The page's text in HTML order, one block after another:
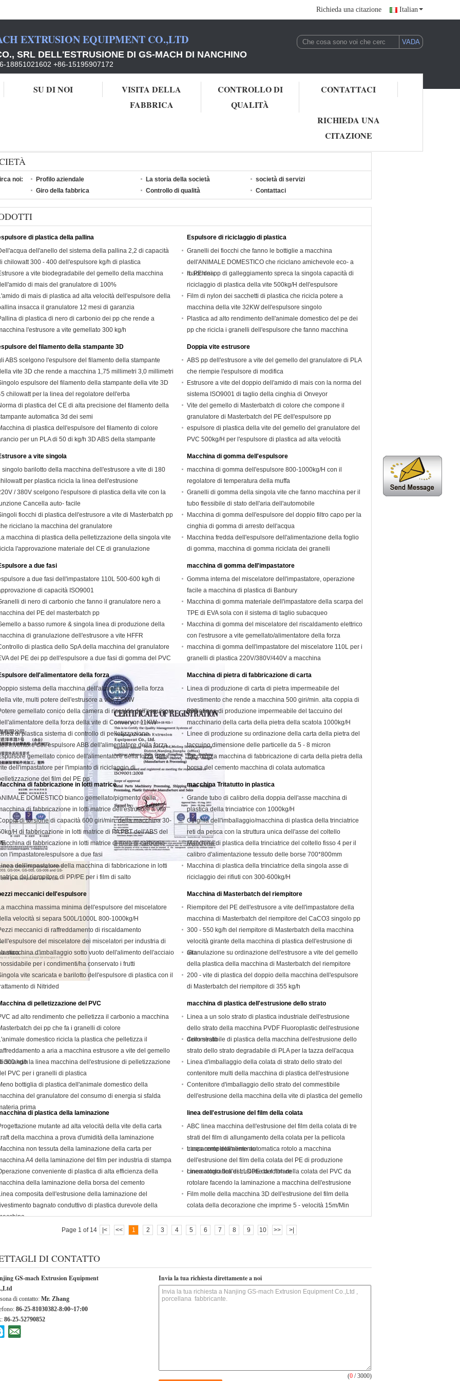
Richieda una citazione Italian
EXTRUSION EQUIPMENT CO.,LTD
SRL DELL'ESTRUSIONE DI GS-MACH DI NANCHINO
18851021602 +86-15195907172
SU DI NOI
VISITA DELLA
FABBRICA
CONTROLLO DI
QUALITÀ
CONTATTACI
RICHIEDA UNA
CITAZIONE
noi: Profilo aziendale La storia della società
società di servizi
Giro della fabbrica
Controllo di qualità Contattaci
di plastica della pallina
dell'anello del sistema della pallina 2,2 di capacità
chilowatt 300 - 400 dell'espulsore kg/h di plastica
a vite biodegradabile del gemello della macchina
di mais del granulatore di 100%
di mais di plastica ad alta velocità dell'espulsore della
insacca il granulatore 12 mesi di garanzia
di plastica di nero di carbonio dei pp che rende a
l'estrusore a vite gemellato 300 kg/h
Espulsore di riciclaggio di plastica
Granelli dei fiocchi che fanno le bottiglie a macchina
dell'ANIMALE DOMESTICO che riciclano amichevole eco- a
macchina
IL PE dei pp di galleggiamento spreca la singola capacità di
riciclaggio di plastica della vite 500kg/H dell'espulsore
Film di nylon dei sacchetti di plastica che ricicla potere a
macchina della vite 32KW dell'espulsore singolo
Plastica ad alto rendimento dell'animale domestico del pe dei
pp che ricicla i granelli dell'espulsore che fanno macchina
del filamento della stampante 3D
ABS scelgono l'espulsore del filamento della stampante
vite 3D che rende a macchina 1,75 millimetri 3,0 millimetri
espulsore del filamento della stampante della vite 3D
chilowatt per la linea del regolatore dell'erba
di plastica del CE di alta precisione del filamento della
automatica 3d dei semi
di plastica dell'espulsore del filamento di colore
per un PLA di 50 di kg/h 3D ABS della stampante
Doppia vite estrusore
ABS pp dell'estrusore a vite del gemello del granulatore di PLA
che riempie l'espulsore di modifica
Estrusore a vite del doppio dell'amido di mais con la norma del
sistema ISO9001 di taglio della cinghia di Onveyor
Vite del gemello di Masterbatch di colore che compone il
granulatore di Masterbatch del PE dell'espulsore pp
espulsore di plastica della vite del gemello del granulatore del
PVC 500kg/H per l'espulsore di plastica ad alta velocità
a vite singola
singolo barilotto della macchina dell'estrusore a vite di 180
per plastica ricicla la linea dell'estrusione
/ 380V scelgono l'espulsore di plastica della vite con la
Cancella auto- facile
fiocchi di plastica dell'estrusore a vite di Masterbatch pp
riciclano la macchina del granulatore
macchina di plastica della pelletizzazione della singola vite
l'approvazione materiale del CE di granulazione
Macchina di gomma dell'espulsore
macchina di gomma dell'espulsore 800-1000kg/H con il
regolatore di temperatura della muffa
Granelli di gomma della singola vite che fanno macchina per il
tubo flessibile di stato dell'aria dell'automobile
Macchina di gomma dell'espulsore del doppio filtro capo per la
cinghia di gomma di arresto dell'acqua
Macchina fredda dell'espulsore dell'alimentazione della foglio
di gomma, macchina di gomma riciclata dei granelli
a due fasi
a due fasi dell'impastatore 110L 500-600 kg/h di
di capacità ISO9001
di nero di carbonio che fanno il granulatore nero a
del PE del masterbatch pp
a basso rumore & singola linea di produzione della
di granulazione dell'estrusore a vite HFFR
di plastica dello SpA della macchina del granulatore
del PE dei pp dell'espulsore a due fasi di gomma del PVC
macchina di gomma dell'impastatore
Gomma interna del miscelatore dell'impastatore, operazione
facile a macchina di plastica di Banbury
Macchina di gomma materiale dell'impastatore della scarpa del
TPE di EVA sola con il sistema di taglio subacqueo
Macchina di gomma del miscelatore del riscaldamento elettrico
con l'estrusore a vite gemellato/alimentatore della forza
macchina di gomma dell'impastatore del miscelatore 110L per i
granelli di plastica 220V/380V/440V a macchina
dell'alimentatore della forza
sistema della macchina dell'alimentatore della forza
vite, multi potere dell'estrusore a vite 7.5KW
gemellato conico della camera di riscaldo dell'espulsore
della forza della vite di Converyor 11KW
di plastica sistema di controllo di pelletizzazione
dell'espulsore ABB dell'alimentatore della forza
gemellato conico dell'alimentatore della forza della
dell'impastatore per l'impianto di riciclaggio di
del film del PE pp
Macchina di pietra di fabbricazione di carta
Linea di produzione di carta di pietra impermeabile del
rivestimento che rende a macchina 500 giri/min. alta coppia di
torsione
800 - linea di produzione impermeabile del taccuino del
macchinario della carta della pietra della scatola 1000kg/H
Linee di produzione su ordinazione della carta della pietra del
taccuino dimensione delle particelle da 5 - 8 micron
Taccuino a macchina di fabbricazione di carta della pietra della
borsa del cemento macchina di colata automatica
di fabbricazione in lotti matrice
DOMESTICO bianco gemellato/pigmento della
di fabbricazione in lotti matrice dell'estrusore a vite
di torsione di capacità 600 giri/min. della macchina 30-
H di fabbricazione in lotti matrice di PA PBT dell'ABS del
di fabbricazione in lotti matrice di nero di carbonio
l'impastatore/espulsore a due fasi
dell'impastatore della macchina di fabbricazione in lotti
del riempitore di PP/PE per i film di salto
macchina Tritatutto in plastica
Grande tubo di calibro della doppia dell'asse macchina di
plastica della trinciatrice con 1000kg/H
Cinghia dell'imballaggio/macchina di plastica della trinciatrice
reti da pesca con la struttura unica dell'asse del coltello
Macchina di plastica della trinciatrice del coltello fisso 4 per il
calibro d'alimentazione tessuto delle borse 700*800mm
Macchina di plastica della trinciatrice della singola asse di
riciclaggio dei rifiuti con 300-600kg/H
meccanici dell'espulsore
macchina massima minima dell'espulsore del miscelatore
velocità si separa 500L/1000L 800-1000kg/H
meccanici di raffreddamento di riscaldamento
del miscelatore dei miscelatori per industria di
macchina d'imballaggio sotto vuoto dell'alimento dell'acciaio
per i condimenti/ha conservato i frutti
vite scaricata e barilotto dell'espulsore di plastica con il
di Nitrided
Macchina di Masterbatch del riempitore
Riempitore del PE dell'estrusore a vite dell'impastatore della
macchina di Masterbatch del riempitore del CaCO3 singolo pp
300 - 550 kg/h del riempitore di Masterbatch della macchina
velocità girante della macchina di plastica dell'estrusione di
alta
Granulazione su ordinazione dell'estrusore a vite del gemello
della plastica della macchina di Masterbatch del riempitore
200 - vite di plastica del doppio della macchina dell'espulsore
di Masterbatch del riempitore di 355 kg/h
di pelletizzazione del PVC
ad alto rendimento che pelletizza il carbonio a macchina
dei pp che fa i granelli di colore
domestico ricicla la plastica che pelletizza il
a aria a macchina estrusore a vite del gemello
300 kg/hla linea macchina dell'estrusione di pelletizzazione
PVC per i granelli di plastica
bottiglia di plastica dell'animale domestico della
del granulatore del consumo di energia si sfalda
prima
macchina di plastica dell'estrusione dello strato
Linea a un solo strato di plastica industriale dell'estrusione
dello strato della macchina PVDF Fluoroplastic dell'estrusione
dello strato
Commestibile di plastica della macchina dell'estrusione dello
strato dello strato degradabile di PLA per la tazza dell'acqua
Linea d'imballaggio della colata di strato dello strato del
contenitore multi della macchina di plastica dell'estrusione
Contenitore d'imballaggio dello strato del commestibile
dell'estrusione della macchina della vite di plastica del gemello
di plastica della laminazione
mutante ad alta velocità della vite della carta
della macchina a prova d'umidità della laminazione
non tessuta della laminazione della carta per
A4 della laminazione del film per industria di stampa
conveniente di plastica di alta efficienza della
della laminazione della borsa del cemento
composita dell'estrusione della laminazione del
bagnato conduttivo di plastica durevole della
linea dell'estrusione del film della colata
ABC linea macchina dell'estrusione del film della colata di tre
strati del film di allungamento della colata per la pellicola
trasparente dell'alimento
Linea completamente automatica rotolo a macchina
dell'estrusione del film della colata del PE di produzione
cinematografica di LLDPE da rotolare
Linea rotolo dell'estrusione del film della colata del PVC da
rotolare facendo la laminazione a macchina dell'estrusione
Film molle della macchina 3D dell'estrusione del film della
colata della decorazione che imprime 5 - velocità 15m/Min
Page 1 of 14 |< << 1 2 3 4 5 6 7 8 9 10 >> >|
DI CONTATTO
GS-mach Extrusion Equipment
di contatto: Mr. Zhang
86-25-81030382-8:00~17:00
86-25-52790852
Invia la tua richiesta direttamente a noi
(0 / 3000)